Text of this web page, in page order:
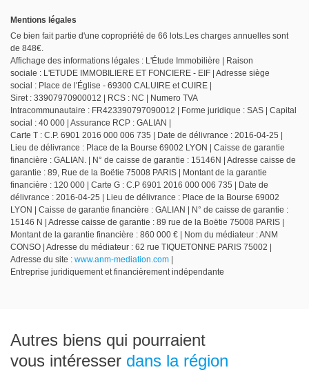
Mentions légales
Ce bien fait partie d'une copropriété de 66 lots.Les charges annuelles sont
de 848€.
Affichage des informations légales : L'Étude Immobilière | Raison
sociale : L'ETUDE IMMOBILIERE ET FONCIERE - EIF | Adresse siège
social : Place de l'Église - 69300 CALUIRE et CUIRE |
Siret : 33907970900012 | RCS : NC | Numero TVA
Intracommunautaire : FR423390797090012 | Forme juridique : SAS | Capital
social : 40 000 | Assurance RCP : GALIAN |
Carte T : C.P. 6901 2016 000 006 735 | Date de délivrance : 2016-04-25 |
Lieu de délivrance : Place de la Bourse 69002 LYON | Caisse de garantie
financière : GALIAN. | N° de caisse de garantie : 15146N | Adresse caisse de
garantie : 89, Rue de la Boëtie 75008 PARIS | Montant de la garantie
financière : 120 000 | Carte G : C.P 6901 2016 000 006 735 | Date de
délivrance : 2016-04-25 | Lieu de délivrance : Place de la Bourse 69002
LYON | Caisse de garantie financière : GALIAN | N° de caisse de garantie :
15146 N | Adresse caisse de garantie : 89 rue de la Boëtie 75008 PARIS |
Montant de la garantie financière : 860 000 € | Nom du médiateur : ANM
CONSO | Adresse du médiateur : 62 rue TIQUETONNE PARIS 75002 |
Adresse du site : www.anm-mediation.com
Entreprise juridiquement et financièrement indépendante
Autres biens qui pourraient
vous intéresser dans la région